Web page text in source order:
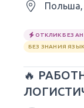
ОТКЛИК БЕЗ
БЕЗ ЗНАНИЯ
🔥